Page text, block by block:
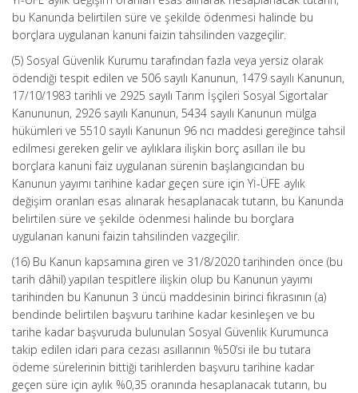
bu Kanunda belirtilen süre ve şekilde ödenmesi halinde bu
borçlara uygulanan kanuni faizin tahsilinden vazgeçilir.
(5) Sosyal Güvenlik Kurumu tarafından fazla veya yersiz olarak
ödendiği tespit edilen ve 506 sayılı Kanunun, 1479 sayılı Kanunun,
17/10/1983 tarihli ve 2925 sayılı Tarım İşçileri Sosyal Sigortalar
Kanununun, 2926 sayılı Kanunun, 5434 sayılı Kanunun mülga
hükümleri ve 5510 sayılı Kanunun 96 ncı maddesi gereğince tahsil
edilmesi gereken gelir ve aylıklara ilişkin borç asılları ile bu
borçlara kanuni faiz uygulanan sürenin başlangıcından bu
Kanunun yayımı tarihine kadar geçen süre için Yİ-ÜFE aylık
değişim oranları esas alınarak hesaplanacak tutarın, bu Kanunda
belirtilen süre ve şekilde ödenmesi halinde bu borçlara
uygulanan kanuni faizin tahsilinden vazgeçilir.
(16) Bu Kanun kapsamına giren ve 31/8/2020 tarihinden önce (bu
tarih dâhil) yapılan tespitlere ilişkin olup bu Kanunun yayımı
tarihinden bu Kanunun 3 üncü maddesinin birinci fıkrasının (a)
bendinde belirtilen başvuru tarihine kadar kesinleşen ve bu
tarihe kadar başvuruda bulunulan Sosyal Güvenlik Kurumunca
takip edilen idari para cezası asıllarının %50’si ile bu tutara
ödeme sürelerinin bittiği tarihlerden başvuru tarihine kadar
geçen süre için aylık %0,35 oranında hesaplanacak tutarın, bu